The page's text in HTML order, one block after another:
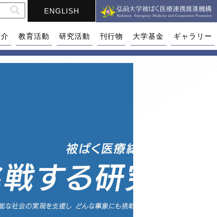
ENGLISH
教育活動 研究活動 刊行物 大学基金 ギャラリー